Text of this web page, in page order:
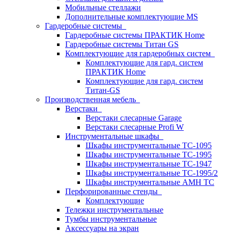
Мобильные стеллажи
Дополнительные комплектующие MS
Гардеробные системы
Гардеробные системы ПРАКТИК Home
Гардеробные системы Титан GS
Комплектующие для гардеробных систем
Комплектующие для гард. систем
ПРАКТИК Home
Комплектующие для гард. систем
Титан-GS
Производственная мебель
Верстаки
Верстаки слесарные Garage
Верстаки слесарные Profi W
Инструментальные шкафы
Шкафы инструментальные TC-1095
Шкафы инструментальные TC-1995
Шкафы инструментальные TC-1947
Шкафы инструментальные TC-1995/2
Шкафы инструментальные AMH TC
Перфорированные стенды
Комплектующие
Тележки инструментальные
Тумбы инструментальные
Аксессуары на экран